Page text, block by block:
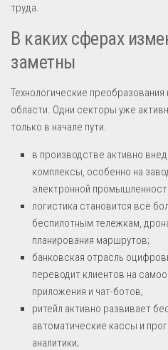
труда.
В каких сферах
заметны
Технологические
области. Одни секторы уже
только в начале пути.
в производстве активно
комплексы, особенно на
электронной
логистика становится всё
беспилотным тележкам,
планирования маршрутов;
банковская отрасль
переводит клиентов на
приложения и чат-ботов;
ритейл активно развивает
автоматические кассы и
аналитики;